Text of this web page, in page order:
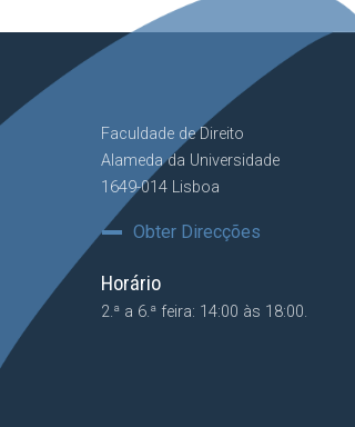
Faculdade de Direito
Alameda da Universidade
1649-014 Lisboa
Obter Direcções
Horário
2.ª a 6.ª feira: 14:00 às 18:00.